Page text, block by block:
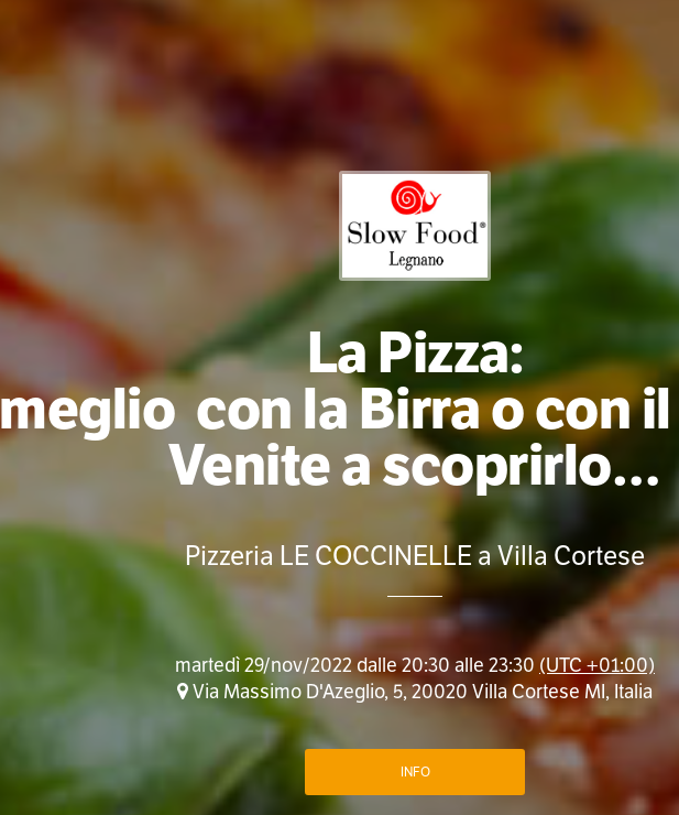
La Pizza:
meglio con la Birra o con
Venite a scoprirlo…
Pizzeria LE COCCINELLE a Villa Cortese
martedì 29/nov/2022 dalle 20:30 alle 23:30 (UTC +01:00)
Via Massimo D'Azeglio, 5, 20020 Villa Cortese MI, Italia
INFO